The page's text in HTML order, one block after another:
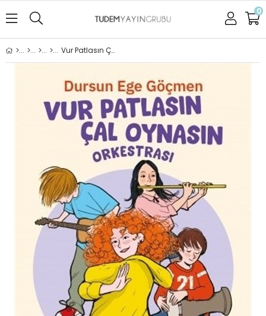
0
Vur Patlasın Çal Oynasın Orkestrası